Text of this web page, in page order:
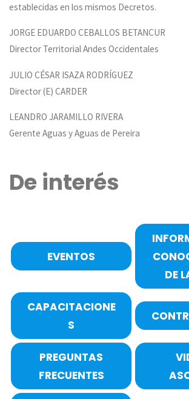
establecidas en los mismos Decretos.
JORGE EDUARDO CEBALLOS BETANCUR
Director Territorial Andes Occidentales
JULIO CÉSAR ISAZA RODRÍGUEZ
Director (E) CARDER
LEANDRO JARAMILLO RIVERA
Gerente Aguas y Aguas de Pereira
De interés
EVENTOS
DE
CAPACITACIONE
S
PREGUNTAS
FRECUENTES